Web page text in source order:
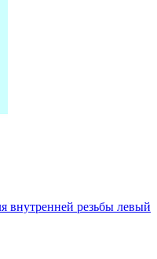
внутренней резьбы левый